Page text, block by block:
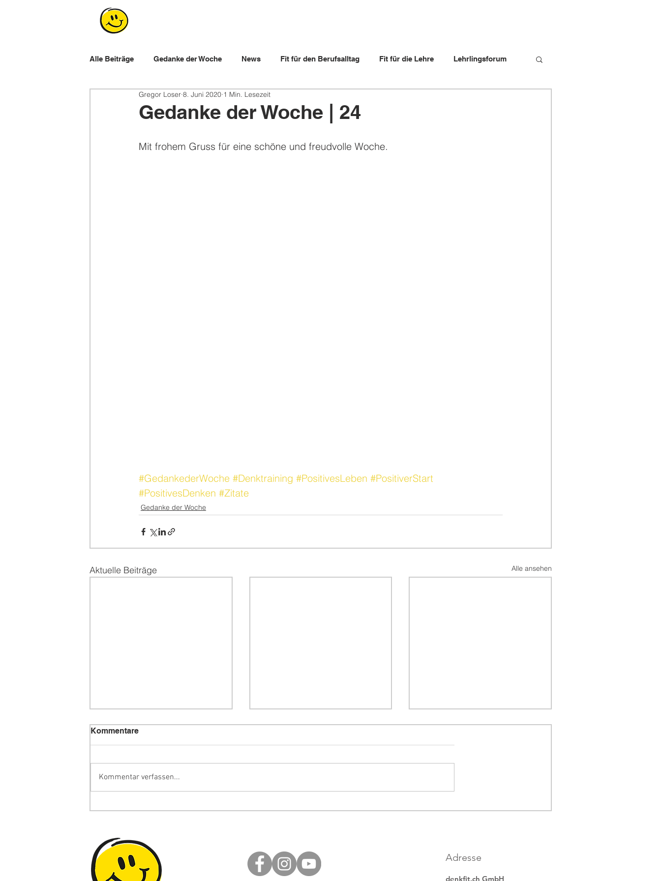
Alle Beiträge Gedanke der Woche News Fit für den Berufsalltag Fit für die Lehre Lehrlingsforum
Workshops für Lernende Eltern Lehrbetriebe
Gedanke der Woche | 24
Gregor Loser 8. Juni 2020 1 Min. Lesezeit
Mit frohem Gruss für eine schöne und freudvolle Woche.
#GedankederWoche #Denktraining #PositivesLeben #PositiverStart
#PositivesDenken #Zitate
Gedanke der Woche
Aktuelle Beiträge Alle ansehen
Kommentare
Kommentar verfassen...
Adresse
denkfit.ch GmbH